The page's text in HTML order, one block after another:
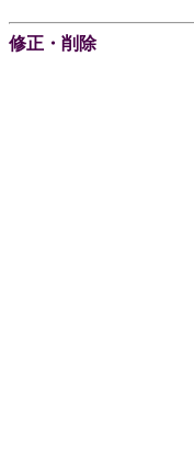
修正・削除